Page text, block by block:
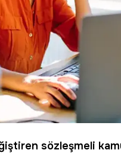
sözleşmeli